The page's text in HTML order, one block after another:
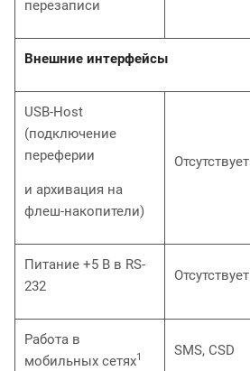
перезаписи
Внешние интерфейсы
USB-Host
(подключение
переферии
и архивация на
флеш-накопители)
Отсутствует
Питание +5 В в RS-
232
Отсутствует
Работа в
мобильных сетях1 SMS, CSD